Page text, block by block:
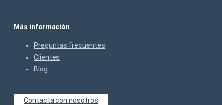
Más información
Preguntas frecuentes
Clientes
Blog
Contacta con nosotros